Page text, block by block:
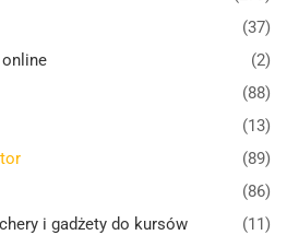
(37)
online
(2)
(88)
(13)
(89)
(86)
i gadżety do kursów
(11)